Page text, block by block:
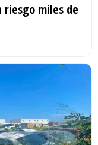
riesgo miles de